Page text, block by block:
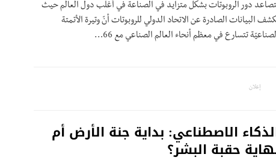
دور الروبوتات بشكل متزايد في الصناعة في أغلب دول العالم حيث
البيانات الصادرة عن الاتحاد الدولي للروبوتات أنّ وتيرة الأتمتة
تتسارع في معظم أنحاء العالم الصناعي مع 66…
إعلان
الاصطناعي: بداية جنة الأرض أم
حقبة البشر؟